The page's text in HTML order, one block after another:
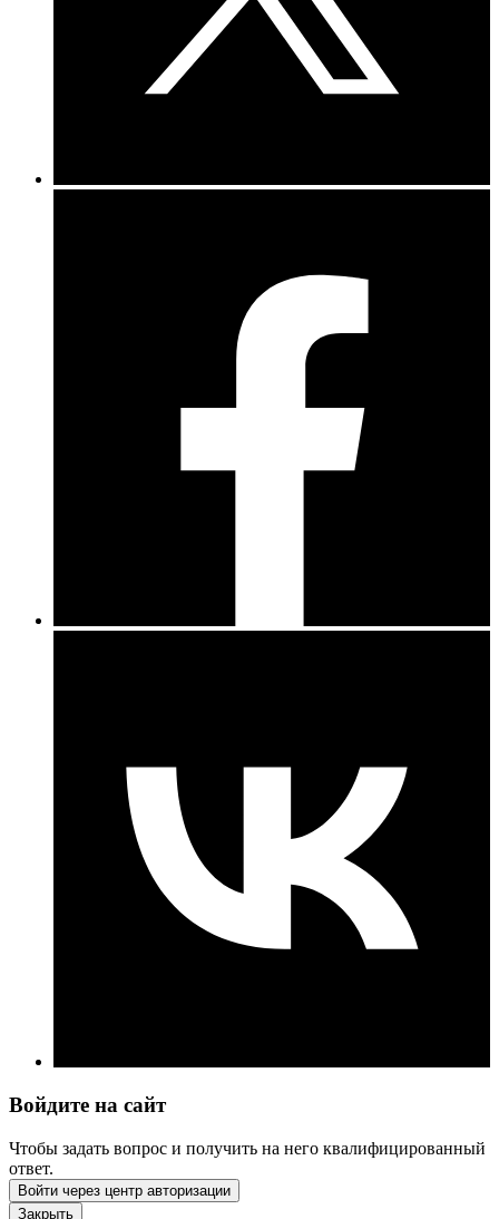
Войдите на сайт
Чтобы задать вопрос и получить на него квалифицированный
ответ.
Войти через центр авторизации
Закрыть